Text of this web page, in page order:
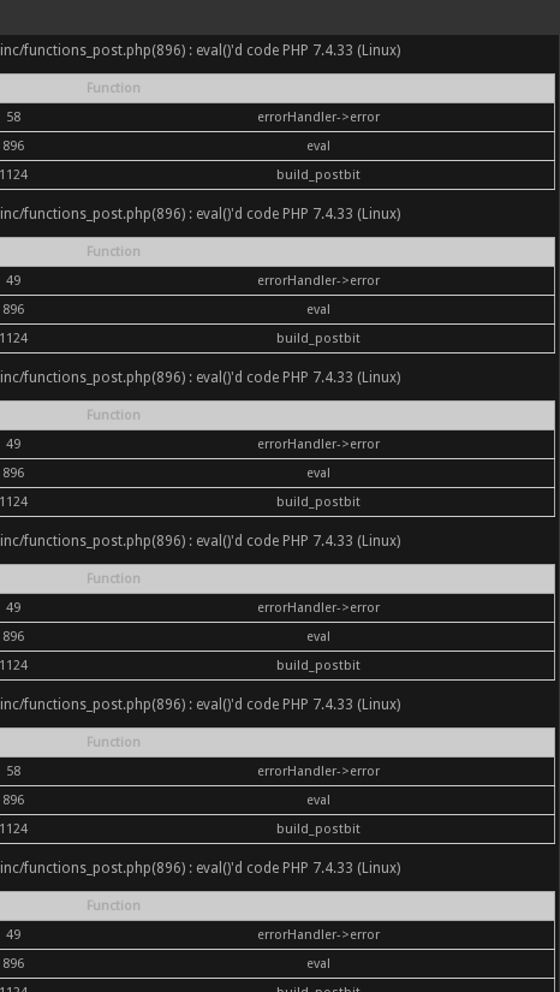
functions_post.php(896) : eval()'d code PHP 7.4.33 (Linux)
Function
58
errorHandler->error
896
eval
1124 build_postbit
functions_post.php(896) : eval()'d code PHP 7.4.33 (Linux)
Function
49
errorHandler->error
896
eval
1124 build_postbit
functions_post.php(896) : eval()'d code PHP 7.4.33 (Linux)
Function
49
errorHandler->error
896
eval
1124 build_postbit
functions_post.php(896) : eval()'d code PHP 7.4.33 (Linux)
Function
49
errorHandler->error
896
eval
1124 build_postbit
functions_post.php(896) : eval()'d code PHP 7.4.33 (Linux)
Function
58
errorHandler->error
896
eval
1124 build_postbit
functions_post.php(896) : eval()'d code PHP 7.4.33 (Linux)
Function
49
errorHandler->error
896
eval